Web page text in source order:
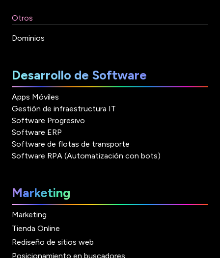
Otros
Dominios
Desarrollo de Software
Apps Móviles
Gestión de infraestructura IT
Software Progresivo
Software ERP
Software de flotas de transporte
Software RPA (Automatización con bots)
Marketing
Marketing
Tienda Online
Rediseño de sitios web
Posicionamiento en buscadores